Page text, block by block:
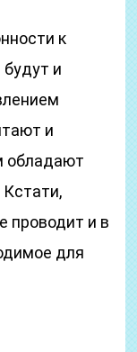
к
и
и
обладают
проводит и в
для